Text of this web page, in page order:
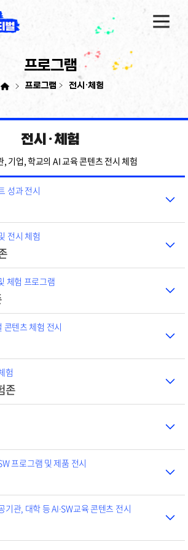
프로그램
프로그램 전시·체험
전시·체험
, 기업, 학교의 AI 교육 콘텐츠 전시 체험
성과 전시
전시 체험
체험 프로그램
콘텐츠 체험 전시
험
존
프로그램 및 제품 전시
관, 대학 등 AI∙SW교육 콘텐츠 전시